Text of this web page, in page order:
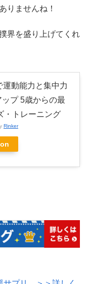
りませんね！
界を盛り上げてくれ
運動能力と集中力
ップ 5歳からの最
・トレーニング
Rinker